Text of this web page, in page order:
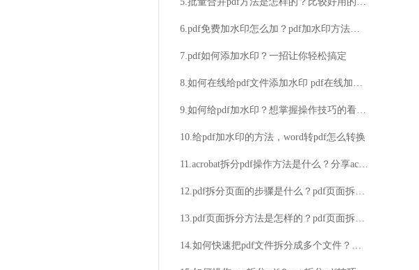
6.pdf免费加水印怎么加？pdf加水印方法分享
7.pdf如何添加水印？一招让你轻松搞定
8.如何在线给pdf文件添加水印 pdf在线加水印的方法
9.如何给pdf加水印？想掌握操作技巧的看过来
10.给pdf加水印的方法，word转pdf怎么转换
11.acrobat拆分pdf操作方法是什么？分享acrobat拆分pdf的具体步骤
12.pdf拆分页面的步骤是什么？pdf页面拆分的技巧分享
13.pdf页面拆分方法是怎样的？pdf页面拆分技巧分享
14.如何快速把pdf文件拆分成多个文件？这么简单的方法快来看看